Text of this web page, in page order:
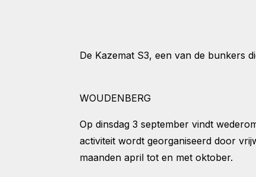
De Kazemat S3, een van de bunkers
WOUDENBERG
Op dinsdag 3 september vindt
activiteit wordt georganiseerd door
maanden april tot en met oktober.